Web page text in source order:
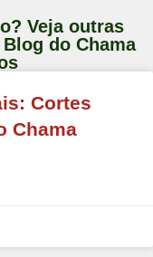
Veja outras
do Chama
Cortes
Chama